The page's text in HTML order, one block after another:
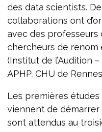
des data scientists.
collaborations ont
avec des professeurs
chercheurs de renom
(Institut de l’Audition
APHP, CHU de
Les premières
viennent de
sont attendus au